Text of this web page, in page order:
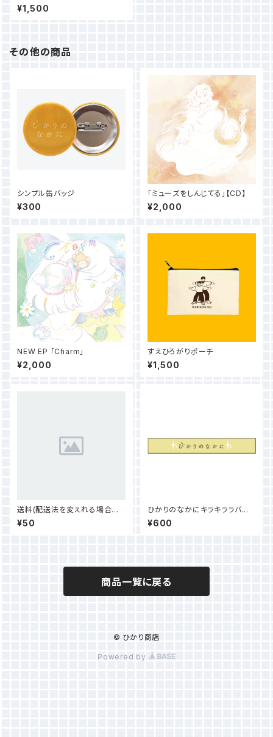
¥1,500
その他の商品
シンプル缶バッジ
¥300
「ミューズをしんじてる」【CD】
¥2,000
NEW EP 「Charm」
¥2,000
すえひろがりポーチ
¥1,500
送料(配送法を変えれる場合の
み)
¥50
ひかりのなかにキラキララバー
バンド
¥600
商品一覧に戻る
© ひかり商店
Powered by